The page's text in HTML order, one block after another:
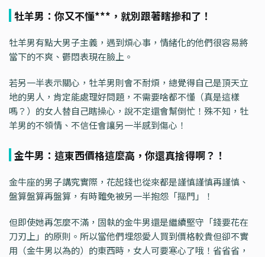
牡羊男：你又不懂***，就別跟著瞎摻和了！
牡羊男有點大男子主義，遇到煩心事，情緒化的他們很容易將
當下的不爽、鬱悶表現在臉上。
若另一半表示關心，牡羊男則會不耐煩，總覺得自己是頂天立
地的男人，肯定能處理好問題，不需要啥都不懂（真是這樣
嗎？）的女人替自己瞎操心，說不定還會幫倒忙！殊不知，牡
羊男的不領情、不信任會讓另一半感到傷心！
金牛男：這東西價格這麼高，你還真捨得啊？！
金牛座的男子講究實際，花起錢也從來都是謹慎謹慎再謹慎、
盤算盤算再盤算，有時難免被另一半抱怨「摳門」！
但即使她再怎麼不滿，固執的金牛男還是繼續堅守「錢要花在
刀刃上」的原則。所以當他們埋怨愛人買到價格較貴但卻不實
用（金牛男以為的）的東西時，女人可要寒心了哦！省省省，